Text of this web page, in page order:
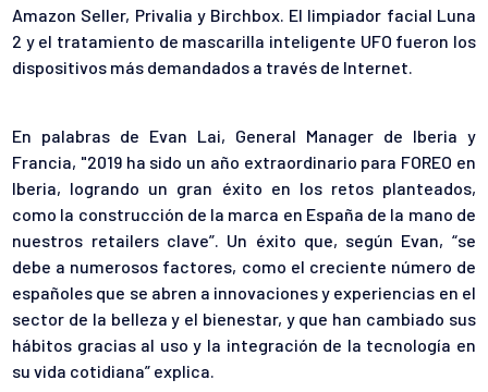
Amazon Seller, Privalia y Birchbox. El limpiador facial Luna
2 y el tratamiento de mascarilla inteligente UFO fueron los
dispositivos más demandados a través de Internet.
En palabras de Evan Lai, General Manager de Iberia y
Francia, "2019 ha sido un año extraordinario para FOREO en
Iberia, logrando un gran éxito en los retos planteados,
como la construcción de la marca en España de la mano de
nuestros retailers clave”. Un éxito que, según Evan, “se
debe a numerosos factores, como el creciente número de
españoles que se abren a innovaciones y experiencias en el
sector de la belleza y el bienestar, y que han cambiado sus
hábitos gracias al uso y la integración de la tecnología en
su vida cotidiana” explica.